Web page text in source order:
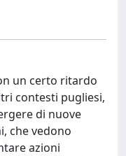
un certo ritardo
contesti pugliesi,
di nuove
che vedono
azioni